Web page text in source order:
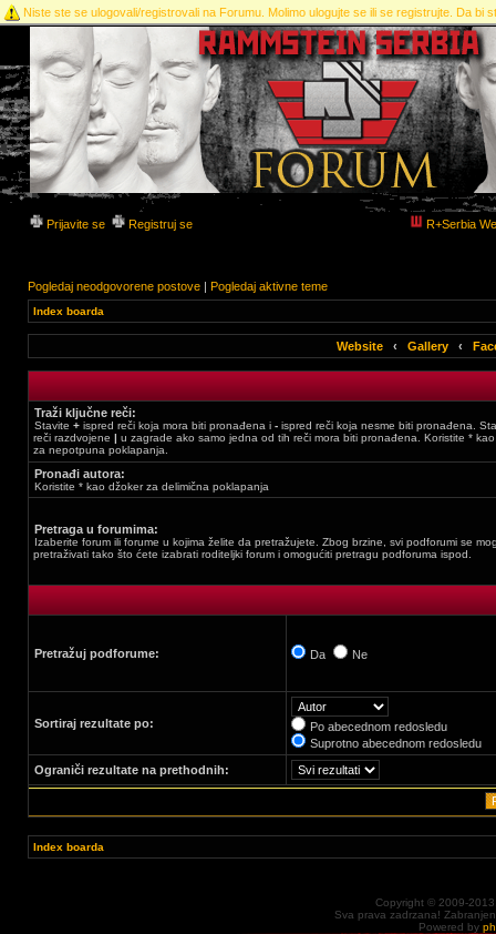
Niste ste se ulogovali/registrovali na Forumu. Molimo ulogujte se ili se registrujte. Da bi
Prijavite se Registruj se R+Serbia
Pogledaj neodgovorene postove | Pogledaj aktivne teme
Index boarda
Website ‹ Gallery ‹
Traži ključne reči:
Stavite + ispred reči koja mora biti pronađena i - ispred reči koja nesme biti pronađena.
reči razdvojene | u zagrade ako samo jedna od tih reči mora biti pronađena. Koristite *
za nepotpuna poklapanja.
Pronađi autora:
Koristite * kao džoker za delimična poklapanja
Pretraga u forumima:
Izaberite forum ili forume u kojima želite da pretražujete. Zbog brzine, svi podforumi se
pretraživati tako što ćete izabrati roditeljki forum i omogućiti pretragu podforuma ispod.
Pretražuj podforume: Da Ne
Sortiraj rezultate po:
Po abecednom redosledu
Suprotno abecednom redosledu
Ograniči rezultate na prethodnih:
Index boarda
Copyright © 2009-
Sva prava zadrzana!
Powered by